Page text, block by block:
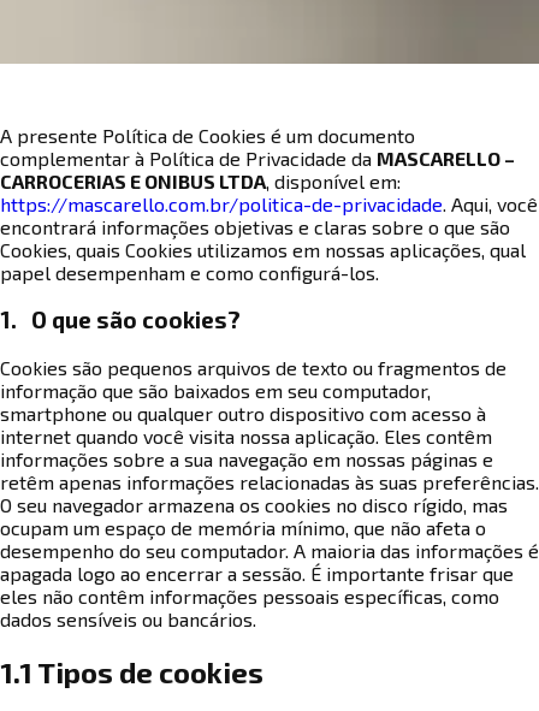
A presente Política de Cookies é um documento
complementar à Política de Privacidade da MASCARELLO –
CARROCERIAS E ONIBUS LTDA , disponível em:
https://mascarello.com.br/politica-de-privacidade . Aqui, você
encontrará informações objetivas e claras sobre o que são
Cookies, quais Cookies utilizamos em nossas aplicações, qual
papel desempenham e como configurá-los.
1. O que são cookies?
Cookies são pequenos arquivos de texto ou fragmentos de
informação que são baixados em seu computador,
smartphone ou qualquer outro dispositivo com acesso à
internet quando você visita nossa aplicação. Eles contêm
informações sobre a sua navegação em nossas páginas e
retêm apenas informações relacionadas às suas preferências.
O seu navegador armazena os cookies no disco rígido, mas
ocupam um espaço de memória mínimo, que não afeta o
desempenho do seu computador. A maioria das informações é
apagada logo ao encerrar a sessão. É importante frisar que
eles não contêm informações pessoais específicas, como
dados sensíveis ou bancários.
1.1 Tipos de cookies